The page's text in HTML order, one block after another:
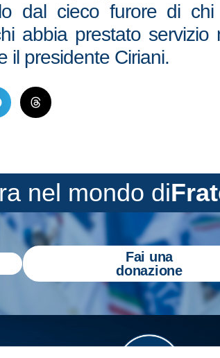
dal cieco furore di
abbia prestato servizio
il presidente Ciriani.
nel mondo di
Fai una
donazione